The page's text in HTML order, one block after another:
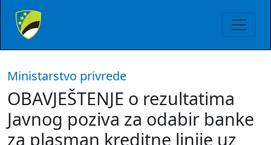
Ministarstvo privrede
OBAVJEŠTENJE o rezultatima
Javnog poziva za odabir banke
za plasman kreditne linije uz